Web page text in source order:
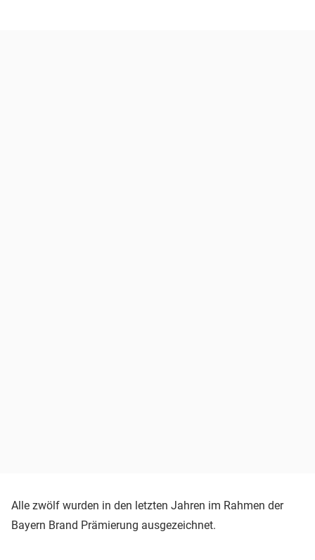
Alle zwölf wurden in den letzten Jahren im Rahmen der
Bayern Brand Prämierung ausgezeichnet.